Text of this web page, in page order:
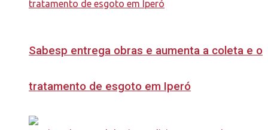
Sabesp entrega obras e aumenta a coleta e o
tratamento de esgoto em Iperó